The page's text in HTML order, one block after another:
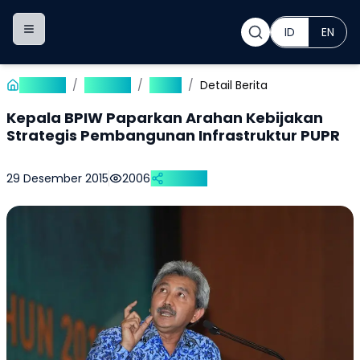
Toggle navigation menu ID EN
/ / / Detail Berita
Kepala BPIW Paparkan Arahan Kebijakan
Strategis Pembangunan Infrastruktur PUPR
29 Desember 2015 2006